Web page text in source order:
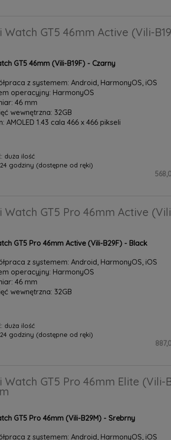
Watch GT5 46mm Active (Vili-
GT5 46mm (Vili-B19F) - Czarny
z systemem: Android, HarmonyOS, iOS
operacyjny: HarmonyOS
46 mm
wewnętrzna: 32GB
AMOLED 1.43 cala 466 x 466 pikseli
duża ilość
godziny (dostępne od ręki)
Watch GT5 Pro 46mm Active
GT5 Pro 46mm Active (Vili-B29F) - Black
z systemem: Android, HarmonyOS, iOS
operacyjny: HarmonyOS
46 mm
wewnętrzna: 32GB
duża ilość
godziny (dostępne od ręki)
Watch GT5 Pro 46mm Elite (Vili-
GT5 Pro 46mm (Vili-B29M) - Srebrny
z systemem: Android, HarmonyOS, iOS